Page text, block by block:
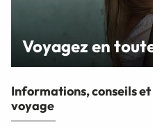
Voyagez en
Informations, conseils
voyage